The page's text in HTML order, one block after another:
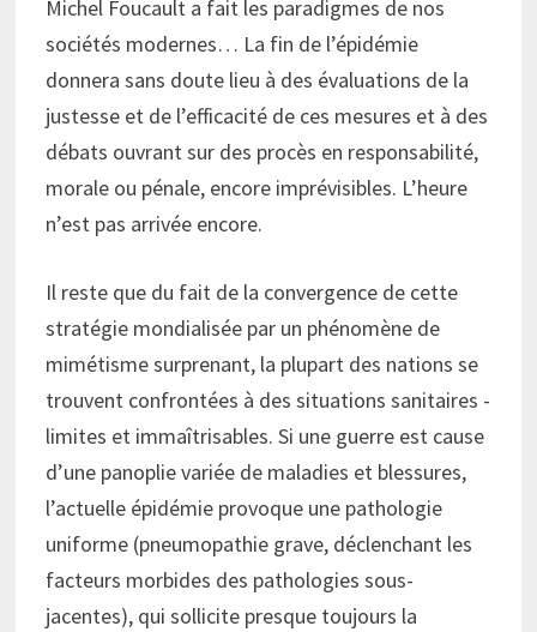
Michel Foucault a fait les paradigmes de nos
sociétés modernes… La fin de l’épidémie
donnera sans doute lieu à des évaluations de la
justesse et de l’efficacité de ces mesures et à des
débats ouvrant sur des procès en responsabilité,
morale ou pénale, encore imprévisibles. L’heure
n’est pas arrivée encore.
Il reste que du fait de la convergence de cette
stratégie mondialisée par un phénomène de
mimétisme surprenant, la plupart des nations se
trouvent confrontées à des situations sanitaires -
limites et immaîtrisables. Si une guerre est cause
d’une panoplie variée de maladies et blessures,
l’actuelle épidémie provoque une pathologie
uniforme (pneumopathie grave, déclenchant les
facteurs morbides des pathologies sous-
jacentes), qui sollicite presque toujours la